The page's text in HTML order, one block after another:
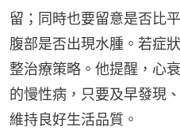
留；同時也要留意是否比
腹部是否出現水腫。若症
整治療策略。他提醒，心
的慢性病，只要及早發現
維持良好生活品質。